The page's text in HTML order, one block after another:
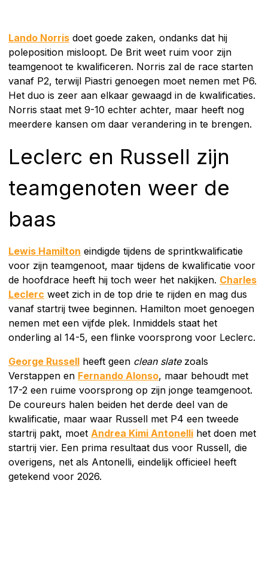
Lando Norris doet goede zaken, ondanks dat hij
poleposition misloopt. De Brit weet ruim voor zijn
teamgenoot te kwalificeren. Norris zal de race starten
vanaf P2, terwijl Piastri genoegen moet nemen met P6.
Het duo is zeer aan elkaar gewaagd in de kwalificaties.
Norris staat met 9-10 echter achter, maar heeft nog
meerdere kansen om daar verandering in te brengen.
Leclerc en Russell zijn
teamgenoten weer de
baas
Lewis Hamilton eindigde tijdens de sprintkwalificatie
voor zijn teamgenoot, maar tijdens de kwalificatie voor
de hoofdrace heeft hij toch weer het nakijken. Charles
Leclerc weet zich in de top drie te rijden en mag dus
vanaf startrij twee beginnen. Hamilton moet genoegen
nemen met een vijfde plek. Inmiddels staat het
onderling al 14-5, een flinke voorsprong voor Leclerc.
George Russell heeft geen clean slate zoals
Verstappen en Fernando Alonso, maar behoudt met
17-2 een ruime voorsprong op zijn jonge teamgenoot.
De coureurs halen beiden het derde deel van de
kwalificatie, maar waar Russell met P4 een tweede
startrij pakt, moet Andrea Kimi Antonelli het doen met
startrij vier. Een prima resultaat dus voor Russell, die
overigens, net als Antonelli, eindelijk officieel heeft
getekend voor 2026.